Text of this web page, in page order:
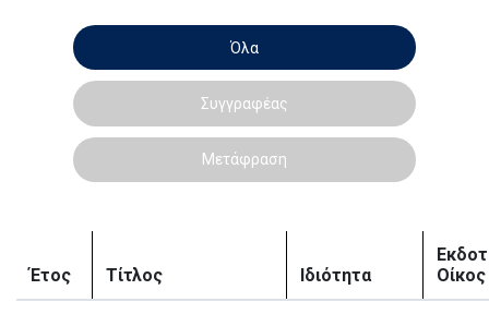
Όλα
Συγγραφέας
Μετάφραση
Έτος Τίτλος Ιδιότητα
Οίκος